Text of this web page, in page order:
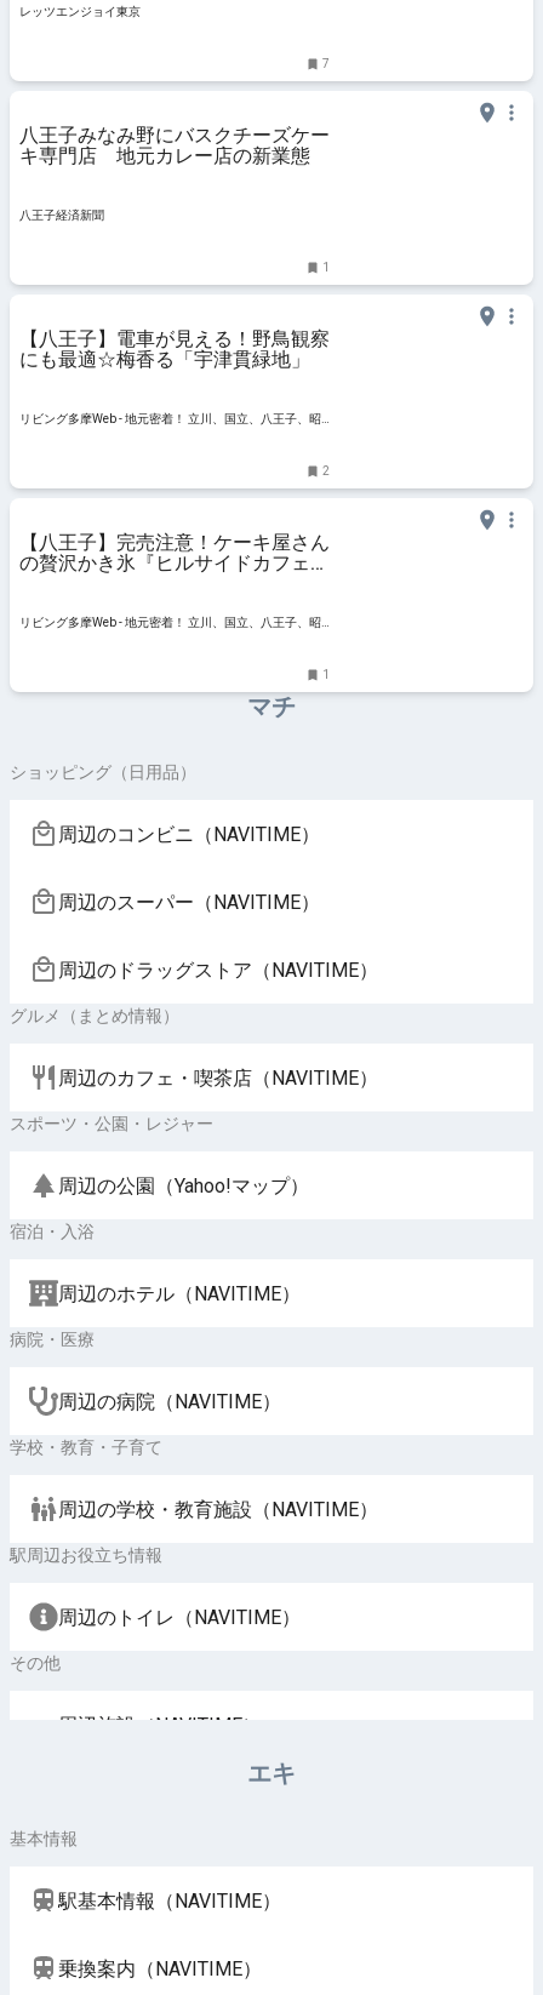
レッツエンジョイ東京
7
八王子みなみ野にバスクチーズケー
キ専門店 地元カレー店の新業態
八王子経済新聞
1
【八王子】電車が見える！野鳥観察
にも最適☆梅香る「宇津貫緑地」
リビング多摩Web - 地元密着！ 立川、国立、八王子、昭
2
【八王子】完売注意！ケーキ屋さん
の贅沢かき氷『ヒルサイドカフェ・
リビング多摩Web - 地元密着！ 立川、国立、八王子、昭
1
マチ
ショッピング（日用品）
周辺のコンビニ（NAVITIME）
周辺のスーパー（NAVITIME）
周辺のドラッグストア（NAVITIME）
グルメ（まとめ情報）
周辺のカフェ・喫茶店（NAVITIME）
スポーツ・公園・レジャー
周辺の公園（Yahoo!マップ）
宿泊・入浴
周辺のホテル（NAVITIME）
病院・医療
周辺の病院（NAVITIME）
学校・教育・子育て
周辺の学校・教育施設（NAVITIME）
駅周辺お役立ち情報
周辺のトイレ（NAVITIME）
その他
周辺施設（NAVITIME）
エキ
基本情報
駅基本情報（NAVITIME）
乗換案内（NAVITIME）